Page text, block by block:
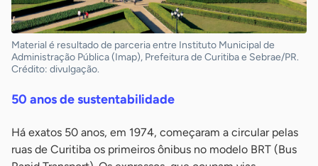
Material é resultado de parceria entre Instituto Municipal de
Administração Pública (Imap), Prefeitura de Curitiba e Sebrae/PR.
Crédito: divulgação.
50 anos de sustentabilidade
Há exatos 50 anos, em 1974, começaram a circular pelas
ruas de Curitiba os primeiros ônibus no modelo BRT (Bus